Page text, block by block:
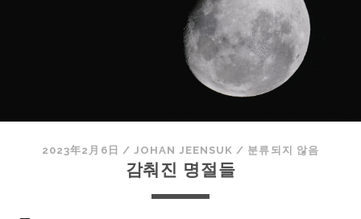
2023年2月6日 / JOHAN JEENSUK / 분류되지 않음
감춰진 명절들